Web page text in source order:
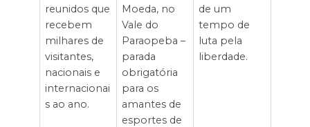
reunidos que
recebem
milhares de
visitantes,
nacionais e
internacionai
s ao ano.
Moeda, no
Vale do
Paraopeba –
parada
obrigatória
para os
amantes de
esportes de
de um
tempo de
luta pela
liberdade.